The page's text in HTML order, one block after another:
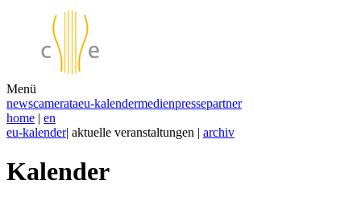
Menü
newscamerataeu-kalendermedienpressepartner
home | en
eu-kalender| aktuelle veranstaltungen | archiv
Kalender